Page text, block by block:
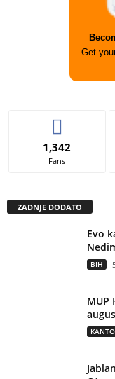
Get
1,342
Fans
ZADNJE DODATO
Evo
BIH
MUP